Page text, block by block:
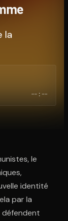
code. C'est gratuit à
la
--:--
le
identité
par la
défendent